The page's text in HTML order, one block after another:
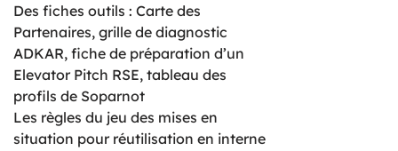
Des fiches outils : Carte des
Partenaires, grille de diagnostic
ADKAR, fiche de préparation d’un
Elevator Pitch RSE, tableau des
profils de Soparnot
Les règles du jeu des mises en
situation pour réutilisation en interne